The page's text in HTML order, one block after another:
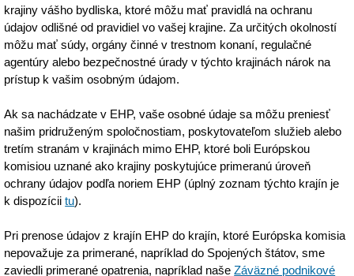
krajiny vášho bydliska, ktoré môžu mať pravidlá na ochranu
údajov odlišné od pravidiel vo vašej krajine. Za určitých okolností
môžu mať súdy, orgány činné v trestnom konaní, regulačné
agentúry alebo bezpečnostné úrady v týchto krajinách nárok na
prístup k vašim osobným údajom.
Ak sa nachádzate v EHP, vaše osobné údaje sa môžu preniesť
našim pridruženým spoločnostiam, poskytovateľom služieb alebo
tretím stranám v krajinách mimo EHP, ktoré boli Európskou
komisiou uznané ako krajiny poskytujúce primeranú úroveň
ochrany údajov podľa noriem EHP (úplný zoznam týchto krajín je
k dispozíciitu).
Pri prenose údajov z krajín EHP do krajín, ktoré Európska komisia
nepovažuje za primerané, napríklad do Spojených štátov, sme
zaviedli primerané opatrenia, napríklad našeZáväzné podnikové